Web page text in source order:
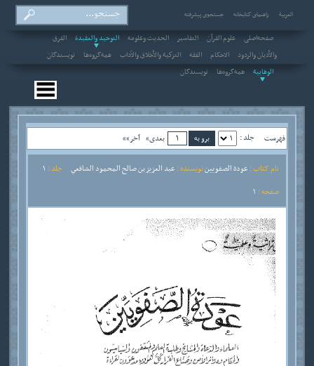
العربیة راهنمای کتابخانه جستجوی پیشرفته
صفحه‌اصلی علوم القرآن التفاسير الحديث وعلومه التوحيد والعقيدة
الفرق
والأديان والردود
الاحکام الفقه التزكية والأخلاق والآداب همه‌گروه‌ها
نویسندگان
الوهابية
همه‌گروه‌ها نویسندگان
فهرست جلد : بعدی» آخر»»
نام کتاب : عودة الصفوييننویسنده : عبد العزيز بن صالح المحمود الشافعي جلد :
صفحه :